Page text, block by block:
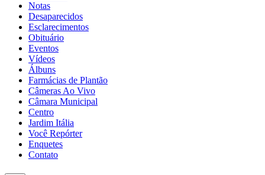
Notas
Desaparecidos
Esclarecimentos
Obituário
Eventos
Vídeos
Álbuns
Farmácias de Plantão
Câmeras Ao Vivo
Câmara Municipal
Centro
Jardim Itália
Você Repórter
Enquetes
Contato